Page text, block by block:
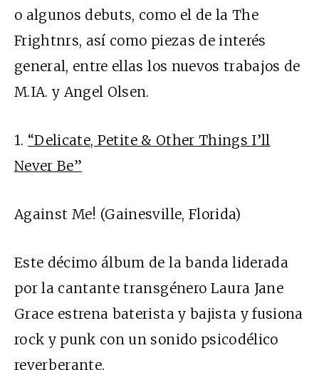
o algunos debuts, como el de la The
Frightnrs, así como piezas de interés
general, entre ellas los nuevos trabajos de
M.IA. y Angel Olsen.
1. “Delicate, Petite & Other Things I’ll
Never Be”
Against Me! (Gainesville, Florida)
Este décimo álbum de la banda liderada
por la cantante transgénero Laura Jane
Grace estrena baterista y bajista y fusiona
rock y punk con un sonido psicodélico
reverberante.